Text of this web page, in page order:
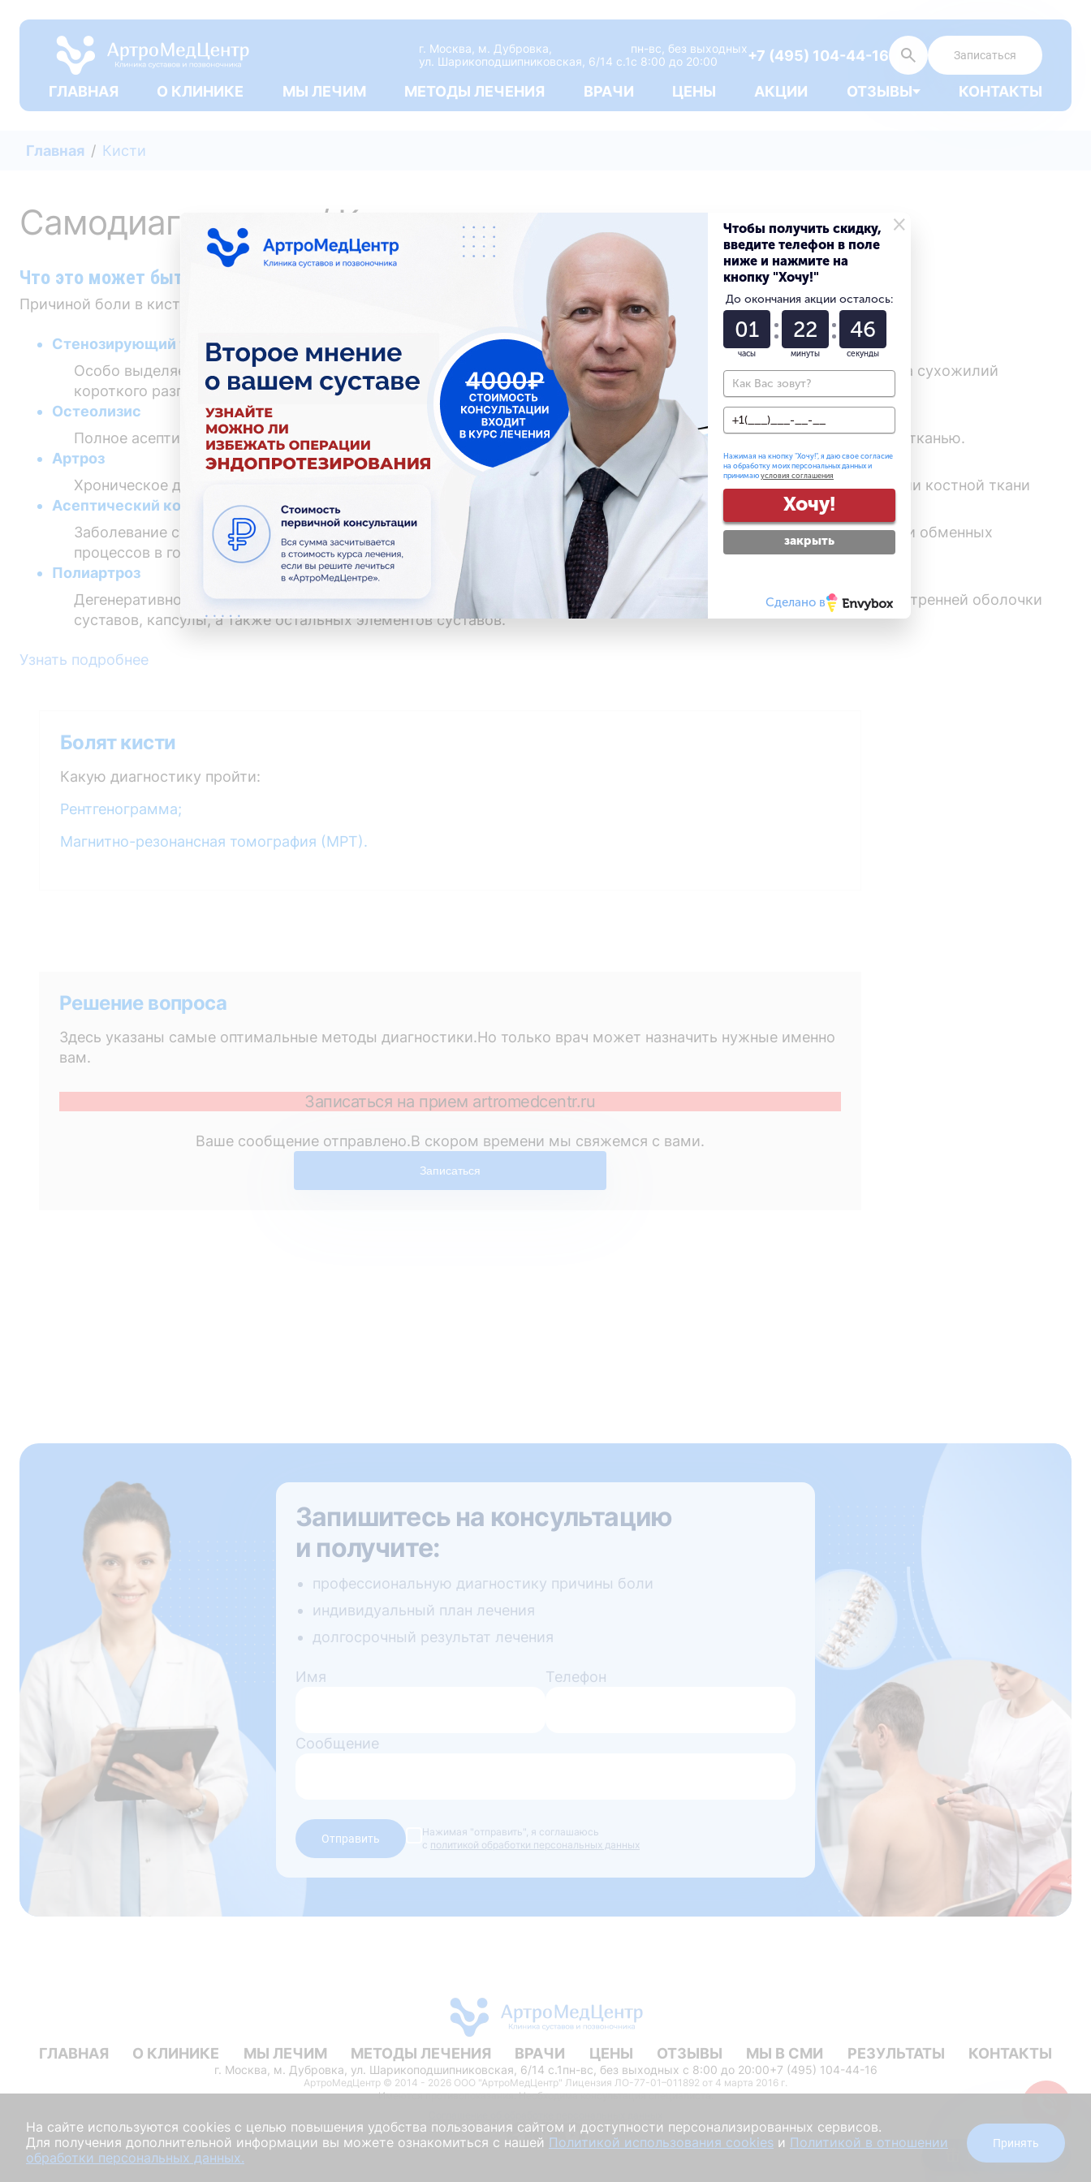
г. Москва, м. Дубровка,
ул. Шарикоподшипниковская, 6/14 с.1
пн-вс, без выходных
c 8:00 до 20:00
+7 (495) 104-44-16 Записаться
ГЛАВНАЯ О КЛИНИКЕ МЫ ЛЕЧИМ МЕТОДЫ ЛЕЧЕНИЯ ВРАЧИ ЦЕНЫ АКЦИИ ОТЗЫВЫ КОНТАКТЫ
Главная Кисти
Самодиагностика / Кисти
Что это может быть?
Причиной боли в кистях может служить:
Стенозирующий тендовагинит де Кервена
Особо выделяемая своеобразная форма хронического тендовагинита, характеризующаяся поражением влагалища сухожилий
короткого разгибателя и длинной отводящей мышцы большого пальца кисти.
Остеолизис
Полное асептическое рассасывание всех элементов костной ткани без замещения их какой-либо патологической тканью.
Артроз
Хроническое дегенеративно-дистрофическое изменение суставного хряща, которое неизбежно ведет к деформации костной ткани
Асептический костный некроз
Заболевание сустава, сопровождающееся омертвением костной ткани, вызванным нарушением кровоснабжения и обменных
процессов в головке кости.
Полиартроз
Дегенеративно-дистрофическое заболевание суставов, при котором наблюдается поражение хрящевой ткани, внутренней оболочки
суставов, капсулы, а также остальных элементов суставов.
Узнать подробнее
Болят кисти
Какую диагностику пройти:
Рентгенограмма;
Магнитно-резонансная томография (МРТ).
Решение вопроса
Здесь указаны самые оптимальные методы диагностики.Но только врач может назначить нужные именно
вам.
Записаться на прием artromedcentr.ru
Ваше сообщение отправлено.В скором времени мы свяжемся с вами.
Записаться
Запишитесь на консультацию
и получите:
профессиональную диагностику причины боли
индивидуальный план лечения
долгосрочный результат лечения
Имя Телефон
Сообщение
Отправить
Нажимая "отправить", я соглашаюсь
с политикой обработки персональных данных
ГЛАВНАЯ О КЛИНИКЕ МЫ ЛЕЧИМ МЕТОДЫ ЛЕЧЕНИЯ ВРАЧИ ЦЕНЫ ОТЗЫВЫ МЫ В СМИ РЕЗУЛЬТАТЫ КОНТАКТЫ
г. Москва, м. Дубровка, ул. Шарикоподшипниковская, 6/14 с.1пн-вс, без выходных c 8:00 до 20:00+7 (495) 104-44-16
АртроМедЦентр © 2014 - 2026 ООО "АртроМедЦентр" Лицензия ЛО-77-01–011892 от 4 марта 2016 г.
Имеются противопоказания. Необходима консультация специалиста.
Получить скидку
На сайте используются cookies с целью повышения удобства пользования сайтом и доступности персонализированных сервисов.
Для получения дополнительной информации вы можете ознакомиться с нашей Политикой использования cookies и Политикой в отношении
обработки персональных данных.
Принять
×
Чтобы получить скидку,
введите телефон в поле
ниже и нажмите на
кнопку "Хочу!"
До окончания акции осталось:
01
часы
22
минуты
45
секунды
Нажимая на кнопку "Хочу!", я даю свое согласие
на обработку моих персональных данных и
принимаю условия соглашения
Хочу!
закрыть
Сделано в